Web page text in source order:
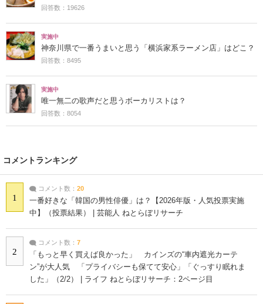
回答数：19626
実施中
神奈川県で一番うまいと思う「横浜家系ラーメン店」はどこ？
回答数：8495
実施中
唯一無二の歌声だと思うボーカリストは？
回答数：8054
コメントランキング
1
コメント数： 20
一番好きな「韓国の男性俳優」は？【2026年版・人気投票実施
中】（投票結果） | 芸能人 ねとらぼリサーチ
2
コメント数： 7
「もっと早く買えば良かった」 カインズの“車内遮光カーテ
ン”が大人気 「プライバシーも保てて安心」「ぐっすり眠れま
した」（2/2） | ライフ ねとらぼリサーチ：2ページ目